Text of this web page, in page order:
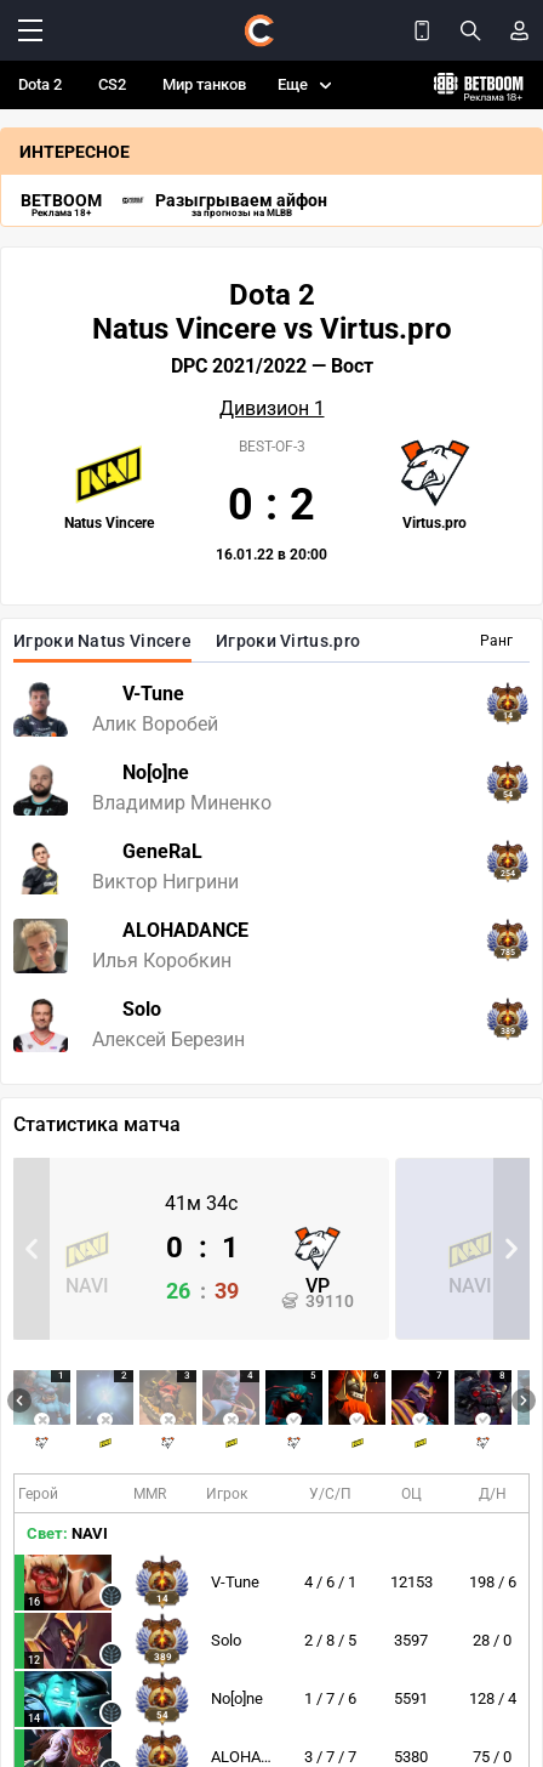
Dota 2 CS2 Мир танков Еще
ИНТЕРЕСНОЕ
BETBOOM
Реклама 18+
Разыгрываем айфон
за прогнозы на MLBB
Ранг
Игроки Natus Vincere Игроки Virtus.pro
V-Tune
Алик Воробей
14
No[o]ne
Владимир Миненко
54
GeneRaL
Виктор Нигрини
254
ALOHADANCE
Илья Коробкин
785
Solo
Алексей Березин
389
Dota 2
Natus Vincere vs Virtus.pro
DPC 2021/2022 — Вост
Дивизион 1
Natus Vincere Virtus.pro
BEST-OF-3
0 : 2
16.01.22 в 20:00
Статистика матча
41м 34с
NAVI VP
39110
0 : 1
26 : 39 NAVI
1 2 3 4 5 6 7 8
Герой MMR Игрок У/С/П ОЦ Д/Н
Свет: NAVI
16 14
V-Tune 4 / 6 / 1 12153 198 / 6
12 389
Solo 2 / 8 / 5 3597 28 / 0
14 54
No[o]ne 1 / 7 / 6 5591 128 / 4
ALOHADANCE 3 / 7 / 7 5380 75 / 0